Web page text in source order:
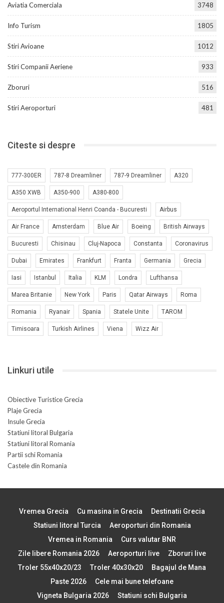
Aviatia Comerciala 3748
Info Turism 1805
Stiri Avioane 1012
Stiri Companii Aeriene 933
Zboruri 516
Stiri Aeroporturi 481
Citeste si despre
777-300ER 787-8 Dreamliner 787-9 Dreamliner A320
A350 XWB A350-900 A380-800
Aeroportul International Henri Coanda - Bucuresti Airbus
Air France Amsterdam Blue Air Boeing British Airways
Bucuresti Chisinau Cluj-Napoca Constanta Coronavirus
Dubai Emirates Frankfurt Franta Germania Grecia
Iasi Istanbul Italia KLM Londra Lufthansa
Marea Britanie New York Paris Qatar Airways Roma
Romania Ryanair Spania Statele Unite TAROM
Timisoara Turkish Airlines Viena Wizz Air
Linkuri utile
Obiective Turistice Grecia
Plaje Grecia
Insule Grecia
Statiuni litoral Bulgaria
Statiuni litoral Romania
Partii schi Romania
Castele din Romania
Vremea Grecia Cu masina in Grecia
Destinatii Grecia
Statiuni litoral Turcia
Aeroporturi din Romania
Vremea in Romania
Curs valutar BNR
Zile libere Romania 2026
Aeroporturi live
Zboruri live
Troler 55x40x20/23
Troler 40x30x20
Bagajul de Mana
Paste 2026
Cele mai bune telefoane
Vigneta Bulgaria 2026
Statiuni schi Bulgaria